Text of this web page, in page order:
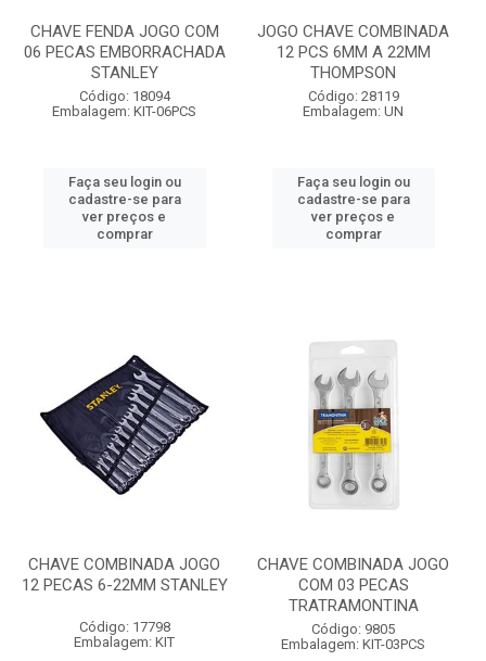
CHAVE FENDA JOGO COM
06 PECAS EMBORRACHADA
STANLEY
Código: 18094
Embalagem: KIT-06PCS
Faça seu login ou
cadastre-se para
ver preços e
comprar
JOGO CHAVE COMBINADA
12 PCS 6MM A 22MM
THOMPSON
Código: 28119
Embalagem: UN
Faça seu login ou
cadastre-se para
ver preços e
comprar
CHAVE COMBINADA JOGO
12 PECAS 6-22MM STANLEY
Código: 17798
Embalagem: KIT
CHAVE COMBINADA JOGO
COM 03 PECAS
TRATRAMONTINA
Código: 9805
Embalagem: KIT-03PCS